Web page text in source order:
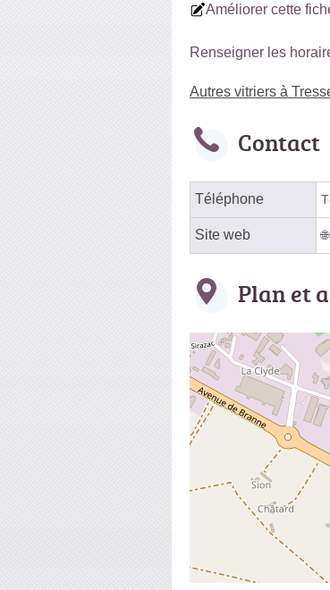
Améliorer cette
Renseigner les
Autres vitriers à
Contact
Téléphone
Site web
Plan et